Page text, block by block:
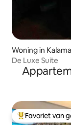
Woning in
De Luxe Suite
Topfavoriet van
Favoriet van